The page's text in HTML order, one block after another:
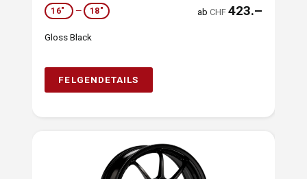
16" — 18" abCHF 423.–
Gloss Black
FELGENDETAILS